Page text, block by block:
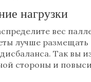
нагрузки
вес
лучше размещать
Так вы
стороны и